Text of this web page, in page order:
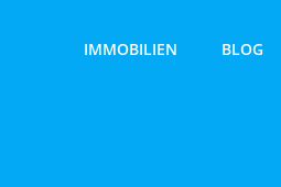
IMMOBILIEN BLOG